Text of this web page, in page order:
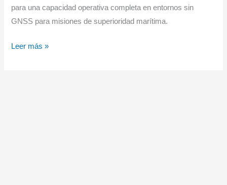
para una capacidad operativa completa en entornos sin
GNSS para misiones de superioridad marítima.
Rafael
Leer más »